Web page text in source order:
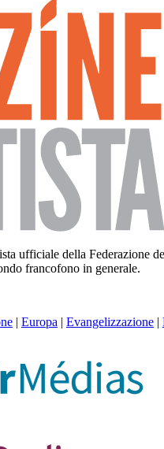
ufficiale della Federazione
francofono in generale.
| Europa | Evangelizzazione |